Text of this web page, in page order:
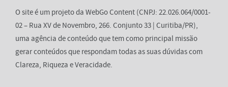
O site é um projeto da WebGo Content (CNPJ: 22.026.064/0001-
02 – Rua XV de Novembro, 266. Conjunto 33 | Curitiba/PR),
uma agência de conteúdo que tem como principal missão
gerar conteúdos que respondam todas as suas dúvidas com
Clareza, Riqueza e Veracidade.